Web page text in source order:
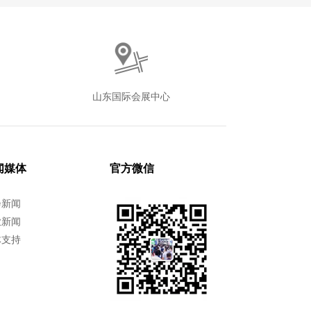
山东国际会展中心
媒体
闻
闻
持
官方微信